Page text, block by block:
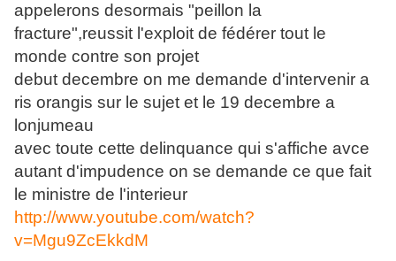
appelerons desormais "peillon la
fracture",reussit l'exploit de fédérer tout le
monde contre son projet
debut decembre on me demande d'intervenir a
ris orangis sur le sujet et le 19 decembre a
lonjumeau
avec toute cette delinquance qui s'affiche avce
autant d'impudence on se demande ce que fait
le ministre de l'interieur
http://www.youtube.com/watch?
v=Mgu9ZcEkkdM